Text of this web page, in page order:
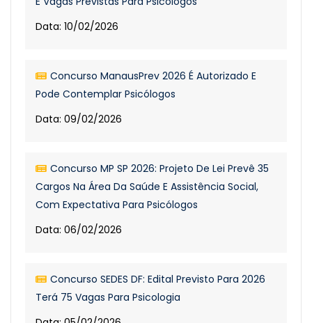
Data: 10/02/2026
Concurso ManausPrev 2026 É Autorizado E
Pode Contemplar Psicólogos
Data: 09/02/2026
Concurso MP SP 2026: Projeto De Lei Prevê 35
Cargos Na Área Da Saúde E Assistência Social,
Com Expectativa Para Psicólogos
Data: 06/02/2026
Concurso SEDES DF: Edital Previsto Para 2026
Terá 75 Vagas Para Psicologia